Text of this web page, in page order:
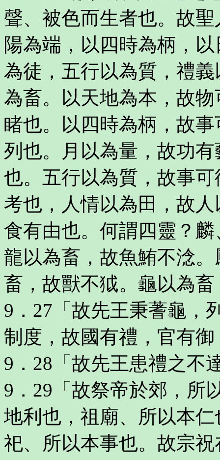
聲、被色而生者也。故
陽為端，以四時為柄，
為徒，五行以為質，禮
為畜。以天地為本，故
睹也。以四時為柄，故
列也。月以為量，故功
也。五行以為質，故事
考也，人情以為田，故
食有由也。何謂四靈？
龍以為畜，故魚鮪不淰
畜，故獸不狘。龜以為
9．27「故先王秉蓍龜，
制度，故國有禮，官有
9．28「故先王患禮之不
9．29「故祭帝於郊，所
地利也，祖廟、所以本
祀、所以本事也。故宗